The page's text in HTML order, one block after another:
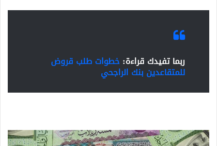
ربما تفيدك قراءة: خطوات طلب قروض
للمتقاعدين بنك الراجحي